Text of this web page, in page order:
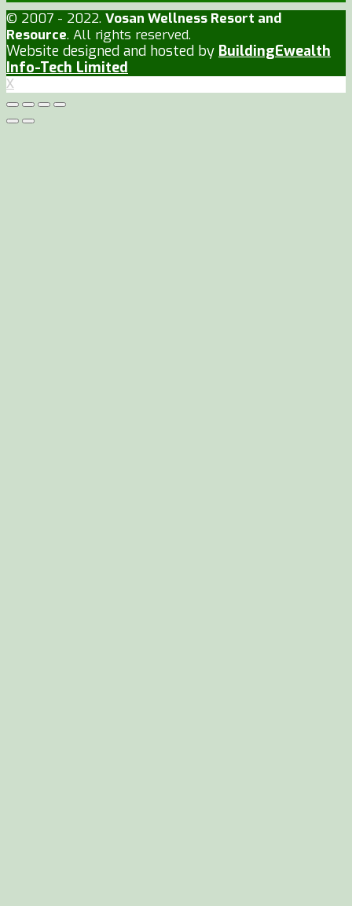
© 2007 - 2022. Vosan Wellness Resort and
Resource. All rights reserved.
Website designed and hosted by BuildingEwealth
Info-Tech Limited
X